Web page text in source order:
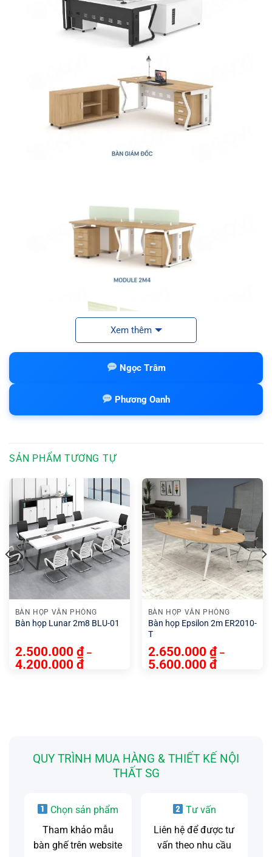
Xem thêm
Ngọc Trâm
Phương Oanh
SẢN PHẨM TƯƠNG TỰ
BÀN HỌP VĂN PHÒNG
Bàn họp Lunar 2m8 BLU-01
2.500.000 ₫ –
4.200.000 ₫
BÀN HỌP VĂN PHÒNG
Bàn họp Epsilon 2m ER2010-
T
2.650.000 ₫ –
5.600.000 ₫
QUY TRÌNH MUA HÀNG & THIẾT KẾ NỘI
THẤT SG
Chọn sản phẩm
Tham khảo mẫu
bàn ghế trên website
Tư vấn
Liên hệ để được tư
vấn theo nhu cầu